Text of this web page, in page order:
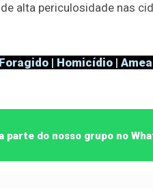
alta periculosidade nas
| Homicídio |
parte do nosso grupo no